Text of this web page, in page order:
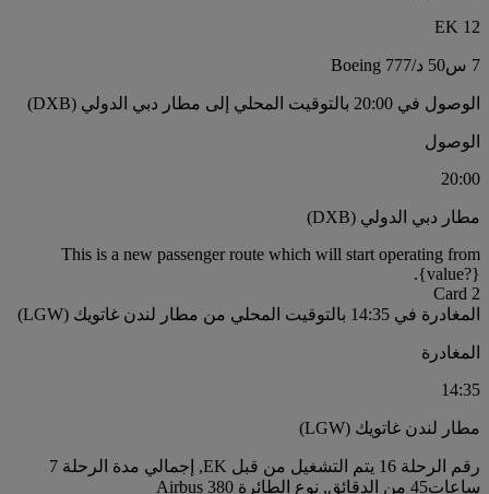
EK 12
7 س 50 د /
Boeing 777
الوصول في 20:00 بالتوقيت المحلي إلى مطار دبي الدولي (DXB)
الوصول
20:00
مطار دبي الدولي (DXB)
This is a new passenger route which will start operating from
{value?}.
Card 2
المغادرة في 14:35 بالتوقيت المحلي من مطار لندن غاتويك (LGW)
المغادرة
14:35
مطار لندن غاتويك (LGW)
رقم الرحلة 16 يتم التشغيل من قبل EK, إجمالي مدة الرحلة 7
ساعات45 من الدقائق, نوع الطائرة Airbus 380